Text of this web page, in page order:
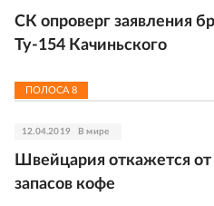
СК опроверг заявления
Ту-154 Качиньского
ПОЛОСА 8
12.04.2019 В мире
Швейцария откажется от
запасов кофе